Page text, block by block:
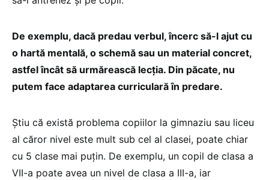
De exemplu, dacă predau verbul, încerc să-l ajut cu
o hartă mentală, o schemă sau un material concret,
astfel încât să urmărească lecția. Din păcate, nu
putem face adaptarea curriculară în predare.
Știu că există problema copiilor la gimnaziu sau liceu
al căror nivel este mult sub cel al clasei, poate chiar
cu 5 clase mai puțin. De exemplu, un copil de clasa a
VII-a poate avea un nivel de clasa a III-a, iar